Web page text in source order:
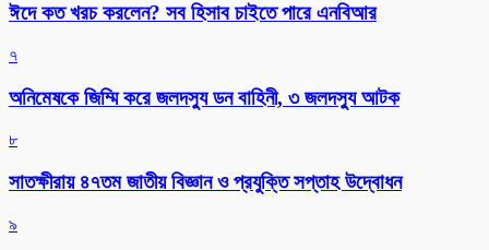
ঈদে কত খরচ করলেন? সব হিসাব চাইতে পারে এনবিআর
৭
অনিমেষকে জিম্মি করে জলদস্যু ডন বাহিনী, ৩ জলদস্যু আটক
৮
সাতক্ষীরায় ৪৭তম জাতীয় বিজ্ঞান ও প্রযুক্তি সপ্তাহ উদ্বোধন
৯